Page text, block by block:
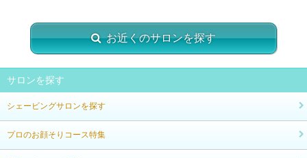
お近くのサロンを探す
サロンを探す
シェービングサロンを探す
プロのお顔そりコース特集